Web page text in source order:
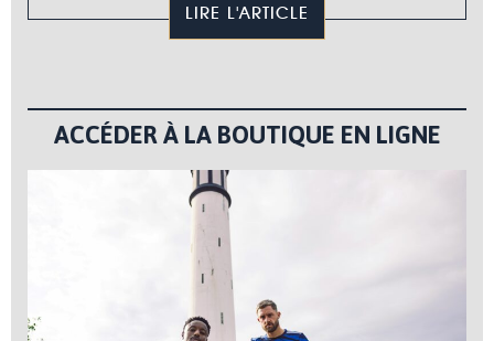
LIRE L'ARTICLE
ACCÉDER À LA BOUTIQUE EN LIGNE